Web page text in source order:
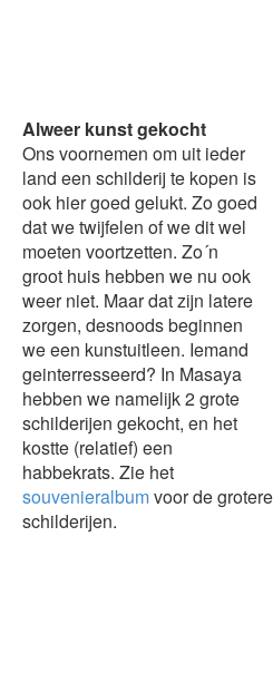
Alweer kunst gekocht
Ons voornemen om uit ieder
land een schilderij te kopen is
ook hier goed gelukt. Zo goed
dat we twijfelen of we dit wel
moeten voortzetten. Zo´n
groot huis hebben we nu ook
weer niet. Maar dat zijn latere
zorgen, desnoods beginnen
we een kunstuitleen. Iemand
geinterresseerd? In Masaya
hebben we namelijk 2 grote
schilderijen gekocht, en het
kostte (relatief) een
habbekrats. Zie het
souvenieralbumvoor de
schilderijen.